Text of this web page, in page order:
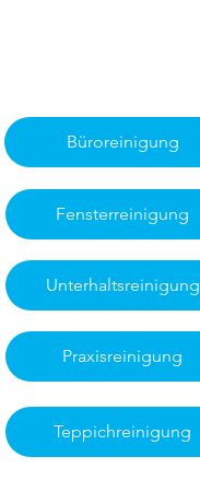
Büroreinigung
Fensterreinigung
Unterhaltsreinigung
Praxisreinigung
Teppichreinigung